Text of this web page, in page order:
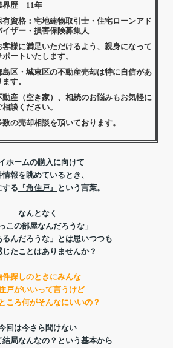
界歴 11年
有資格：宅地建物取引士・住宅ローンアド
イザー・損害保険募集人
客様に満足いただけるよう、親身になって
ポートいたします。
島区・城東区の不動産売却は特に自信があ
ます。
動産（空き家）、相続のお悩みもお気軽に
相談ください。
数の売却相談を頂いております。
ホームの購入に向けて
情報を眺めているとき、
する 『角住戸』 という言葉。
なんとなく
この部屋なんだろうな」
るんだろうな」とは思いつつも
じたことはありませんか？
件探しのときにみんな
戸がいいって言うけど
ころ何がそんなにいいの？
回は今さら聞けない
結局なんなの？という基本から